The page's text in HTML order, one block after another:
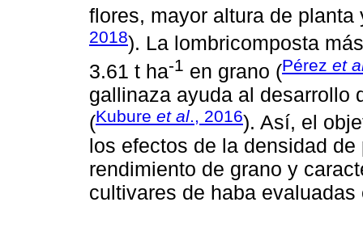
flores, mayor altura de
2018). La lombricomposta
3.61 t ha-1 en grano (Pérez et
gallinaza ayuda al desarrollo
(Kubure et al., 2016). Así, el
los efectos de la densidad
rendimiento de grano y
cultivares de haba